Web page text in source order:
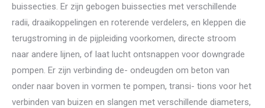
buissecties. Er zijn gebogen buissecties met verschillende
radii, draaikoppelingen en roterende verdelers, en kleppen die
terugstroming in de pijpleiding voorkomen, directe stroom
naar andere lijnen, of laat lucht ontsnappen voor downgrade
pompen. Er zijn verbinding de- ondeugden om beton van
onder naar boven in vormen te pompen, transi- tions voor het
verbinden van buizen en slangen met verschillende diameters,